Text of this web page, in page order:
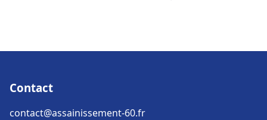
Contact
contact@assainissement-60.fr